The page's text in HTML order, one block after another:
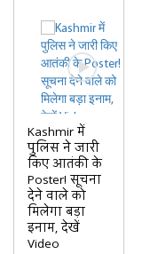
Kashmir में
पुलिस ने जारी
किए आतंकी के
Poster! सूचना
देने वाले को
मिलेगा बड़ा
इनाम, देखें
Video